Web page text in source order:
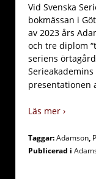
Vid Svenska
bokmässan i
av 2023 års
och tre diplom
seriens
presentationen
Läs mer ›
Taggar:Adamson,
Publicerad i